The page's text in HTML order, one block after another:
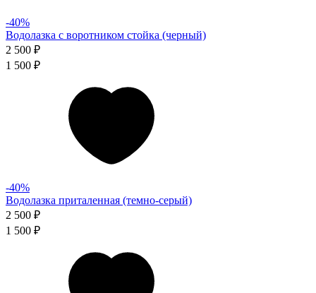
-40%
Водолазка с воротником стойка (черный)
2 500 ₽
1 500 ₽
-40%
Водолазка приталенная (темно-серый)
2 500 ₽
1 500 ₽